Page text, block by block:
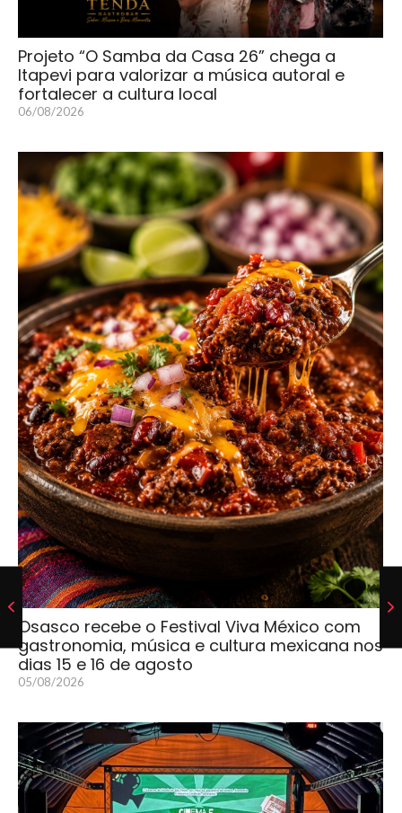
Projeto “O Samba da Casa 26” chega a
Itapevi para valorizar a música autoral e
fortalecer a cultura local
06/08/2026
Osasco recebe o Festival Viva México com
gastronomia, música e cultura mexicana nos
dias 15 e 16 de agosto
05/08/2026